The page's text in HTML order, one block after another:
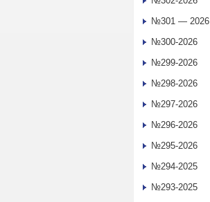
№301 — 2026
№300-2026
№299-2026
№298-2026
№297-2026
№296-2026
№295-2026
№294-2025
№293-2025